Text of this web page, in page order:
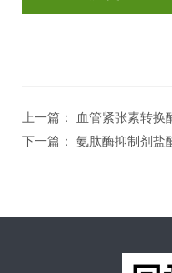
上一篇：
血管紧张素转换
下一篇： 氨肽酶抑制剂盐